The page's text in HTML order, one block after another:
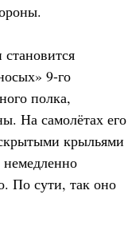
9-го
полка,
На самолётах его
крыльями
По сути, так оно